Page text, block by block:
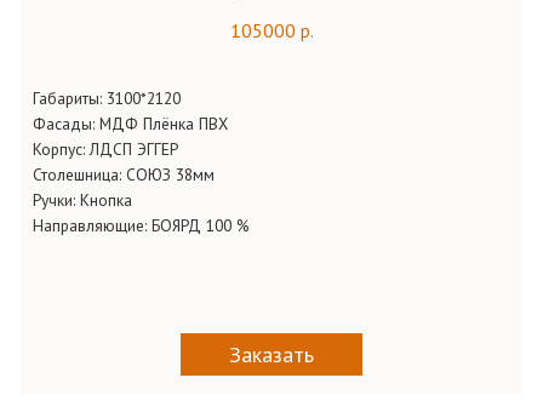
105000 р.
Габариты: 3100*2120
Фасады: МДФ Плёнка ПВХ
Корпус:ЛДСП ЭГГЕР
Столешница: СОЮЗ 38мм
Ручки: Кнопка
Направляющие: БОЯРД 100 %
Заказать